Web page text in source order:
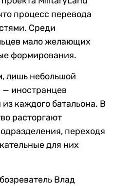
процесс перевода
Среди
мало желающих
формирования.
лишь небольшой
— иностранцев
каждого батальона. В
расторгают
переходя
для них
Влад